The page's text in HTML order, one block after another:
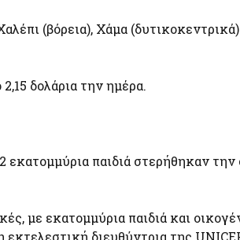
(βόρεια), Χάμα
δολάρια την ημέρα.
εκατομμύρια παιδιά στερήθηκαν την
με εκατομμύρια παιδιά και
διευθύντρια της